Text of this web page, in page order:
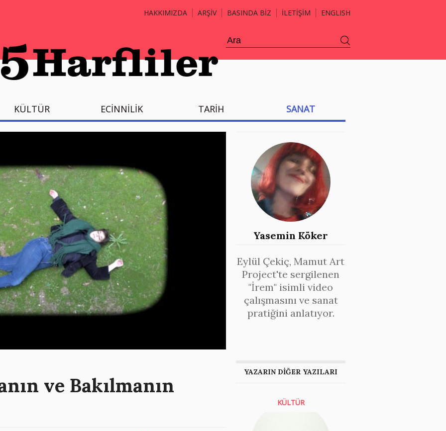
HAKKIMIZDA ARŞİV BASINDA BİZ İLETİŞİM ENGLISH
KÜLTÜR ECİNNİLİK TARİH SANAT
Yasemin Köker
Eylül Çekiç, Mamut Art
Project'te sergilenen
"İrem" isimli video
çalışmasını ve sanat
pratiğini anlatıyor.
ve Bakılmanın
YAZARIN DİĞER YAZILARI
KÜLTÜR